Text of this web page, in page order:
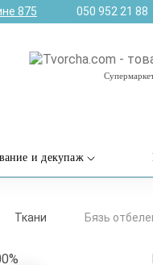
875 050 952 21 88
и декупаж
Ткани Бязь